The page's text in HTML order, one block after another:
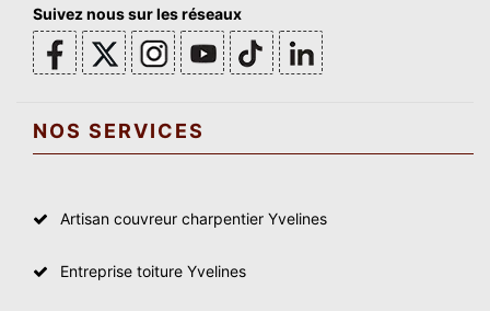
Suivez nous sur les réseaux
NOS SERVICES
Artisan couvreur charpentier Yvelines
Entreprise toiture Yvelines